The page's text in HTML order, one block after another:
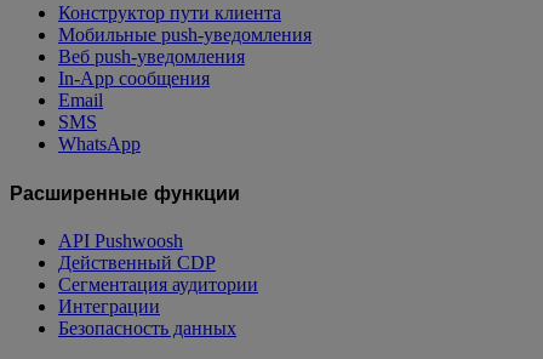
Конструктор пути клиента
Мобильные push-уведомления
Веб push-уведомления
In-App сообщения
Email
SMS
WhatsApp
Расширенные функции
API Pushwoosh
Действенный CDP
Сегментация аудитории
Интеграции
Безопасность данных